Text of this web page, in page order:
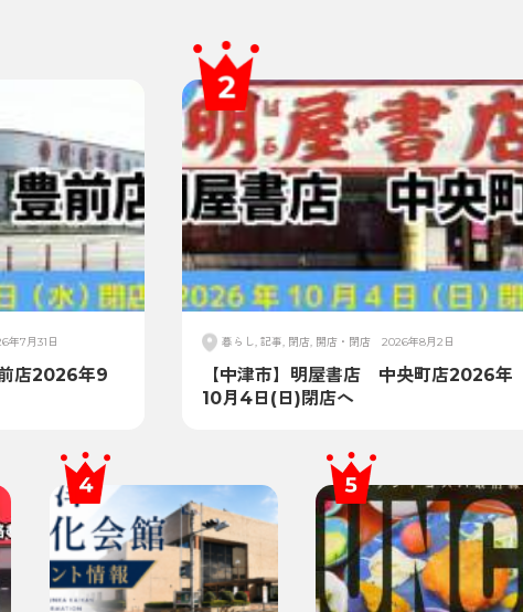
年7月31日
店2026年9
暮らし, 記事, 閉店, 開店・閉店 2026年8月2日
【中津市】明屋書店 中央町店2026年
10月4日(日)閉店へ